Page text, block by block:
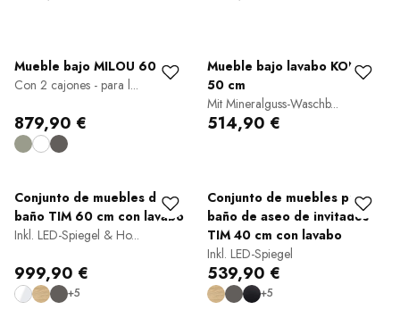
Mueble bajo MILOU 60 cm
Con 2 cajones - para l...
879,90 €
Mueble bajo lavabo KONDA
50 cm
Mit Mineralguss-Waschb...
514,90 €
Conjunto de muebles de
baño TIM 60 cm con lavabo
Inkl. LED-Spiegel & Ho...
999,90 €
+5
Conjunto de muebles para
baño de aseo de invitados
TIM 40 cm con lavabo
Inkl. LED-Spiegel
539,90 €
+5